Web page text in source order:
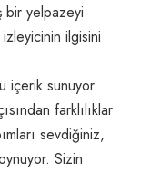
bir yelpazeyi
ilgisini
içerik sunuyor.
farklılıklar
sevdiğiniz,
Sizin